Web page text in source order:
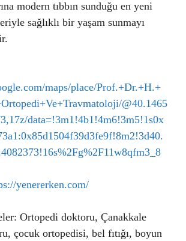
modern tıbbın sunduğu en yeni
sağlıklı bir yaşam sunmayı
maps/place/Prof.+Dr.+H.+
@40.1465
data=!3m1!4b1!4m6!3m5!1s0x
yenererken.com/
Ortopedi doktoru, Çanakkale
çocuk ortopedisi, bel fıtığı, boyun